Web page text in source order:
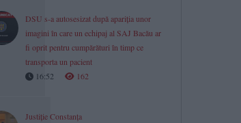
DSU s-a autosesizat după apariția unor
imagini în care un echipaj al SAJ Bacău ar
fi oprit pentru cumpărături în timp ce
transporta un pacient
16:52
162
Justiție Constanța